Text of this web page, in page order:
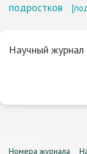
подростков
Научный журнал
Номера журнала